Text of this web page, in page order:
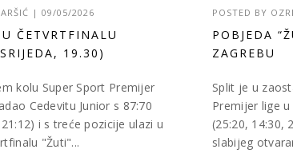
| 09/05/2026
ČETVRTFINALU
19.30)
kolu Super Sport Premijer
Cedevitu Junior s 87:70
i s treće pozicije ulazi u
"Žuti"...
POSTED BY
POBJEDA
ZAGREBU
Split je u
Premijer lige
(25:20, 14:30,
slabijeg